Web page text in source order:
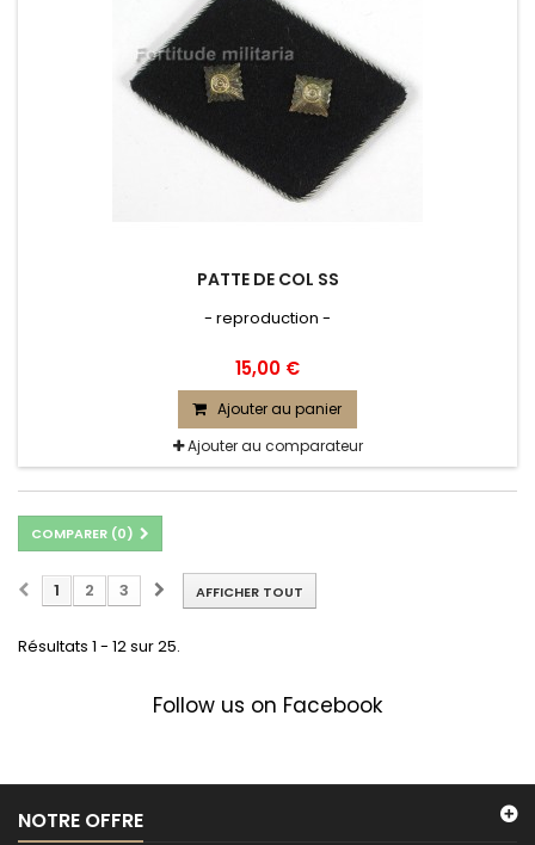
PATTE DE COL SS
- reproduction -
15,00 €
Ajouter au panier
Ajouter au comparateur
COMPARER (0)
AFFICHER TOUT
1 2 3
Résultats 1 - 12 sur 25.
Follow us on Facebook
NOTRE OFFRE